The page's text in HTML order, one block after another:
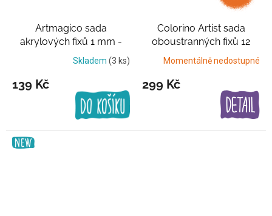
Artmagico sada
akrylových fixů 1 mm -
5 UV barev
Skladem (3 ks)
139 Kč
Colorino Artist sada
oboustranných fixů 12
pastel setPastelové
Momentálně nedostupné
299 Kč